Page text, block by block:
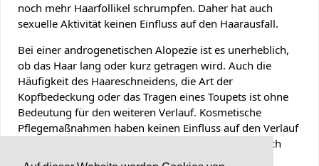
noch mehr Haarfollikel schrumpfen. Daher hat auch
sexuelle Aktivität keinen Einfluss auf den Haarausfall.
Bei einer androgenetischen Alopezie ist es unerheblich,
ob das Haar lang oder kurz getragen wird. Auch die
Häufigkeit des Haareschneidens, die Art der
Kopfbedeckung oder das Tragen eines Toupets ist ohne
Bedeutung für den weiteren Verlauf. Kosmetische
Pflegemaßnahmen haben keinen Einfluss auf den Verlauf
der androgenetischen Alopezie. Lesen Sie hierzu auch
unsere allgemeinen
Tipps zur Pflege der Haare